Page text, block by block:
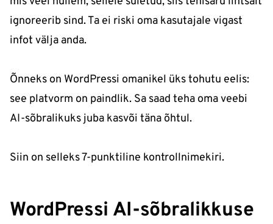
ignoreerib sind. Ta ei riski oma kasutajale vigast
infot välja anda.
Õnneks on WordPressi omanikel üks tohutu eelis:
see platvorm on paindlik. Sa saad teha oma veebi
AI-sõbralikuks juba kasvõi täna õhtul.
Siin on selleks 7-punktiline kontrollnimekiri.
WordPressi AI-sõbralikkuse